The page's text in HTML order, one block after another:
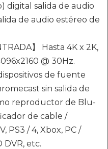
digital salida de audio
de audio estéreo de
】 Hasta 4K x 2K,
@ 30Hz.
de fuente
sin salida de
reproductor de Blu-
de cable /
PS3 / 4, Xbox, PC /
DVR, etc.